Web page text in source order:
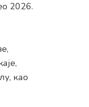
2026.
као